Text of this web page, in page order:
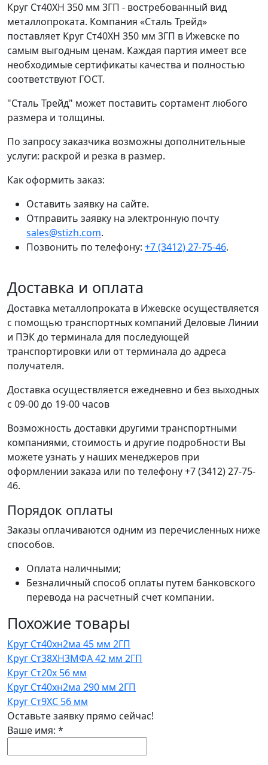
Круг Ст40ХН 350 мм 3ГП - востребованный вид
металлопроката. Компания «Сталь Трейд»
поставляет Круг Ст40ХН 350 мм 3ГП в Ижевске по
самым выгодным ценам. Каждая партия имеет все
необходимые сертификаты качества и полностью
соответствуют ГОСТ.
"Сталь Трейд" может поставить сортамент любого
размера и толщины.
По запросу заказчика возможны дополнительные
услуги: раскрой и резка в размер.
Как оформить заказ:
Оставить заявку на сайте.
Отправить заявку на электронную почту
sales@stizh.com.
Позвонить по телефону: +7 (3412) 27-75-46.
Доставка и оплата
Доставка металлопроката в Ижевске осуществляется
с помощью транспортных компаний Деловые Линии
и ПЭК до терминала для последующей
транспортировки или от терминала до адреса
получателя.
Доставка осуществляется ежедневно и без выходных
с 09-00 до 19-00 часов
Возможность доставки другими транспортными
компаниями, стоимость и другие подробности Вы
можете узнать у наших менеджеров при
оформлении заказа или по телефону +7 (3412) 27-75-
46.
Порядок оплаты
Заказы оплачиваются одним из перечисленных ниже
способов.
Оплата наличными;
Безналичный способ оплаты путем банковского
перевода на расчетный счет компании.
Похожие товары
Круг Ст40хн2ма 45 мм 2ГП
Круг Ст38ХН3МФА 42 мм 2ГП
Круг Ст20х 56 мм
Круг Ст40хн2ма 290 мм 2ГП
Круг Ст9ХС 56 мм
Оставьте заявку прямо сейчас!
Ваше имя: *